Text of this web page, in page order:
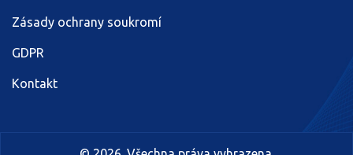
Zásady ochrany soukromí
GDPR
Kontakt